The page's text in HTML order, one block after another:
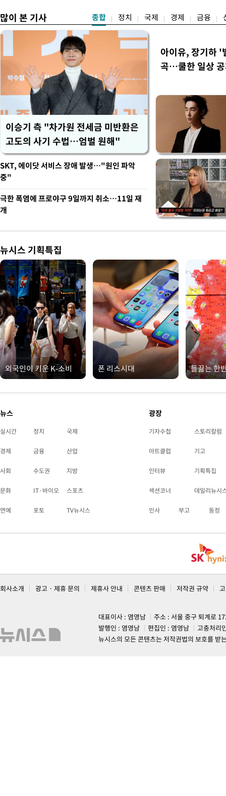
많이 본 기사 종합 정치 국제 경제 금융
이승기 측 "차가원 전세금 미반환은
고도의 사기 수법…엄벌 원해"
아이유, 장기하 '
곡…쿨한 일상
SKT, 에이닷 서비스 장애 발생…"원인 파악
중"
극한 폭염에 프로야구 9일까지 취소…11일 재
개
뉴시스 기획특집
외국인이 키운 K-소비 폰 리스시대 들끓는 한
뉴스
실시간 정치 국제
경제 금융 산업
사회 수도권 지방
문화 IT·바이오 스포츠
연예 포토 TV뉴시스
광장
기자수첩 스토리칼럼
아트클럽 기고
인터뷰 기획특집
섹션코너 데일리뉴시
인사 부고 동정
회사소개 광고 · 제휴 문의 제휴사 안내 콘텐츠 판매 저작권 규약
대표이사 : 염영남
주소 : 서울 중구 퇴계로
발행인 : 염영남
편집인 : 염영남
고충처리
뉴시스의 모든 콘텐츠는 저작권법의 보호를